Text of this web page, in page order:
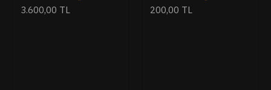
3.600,00 TL 200,00 TL